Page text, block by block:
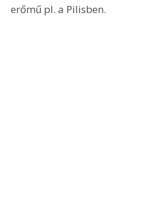
erőmű pl. a Pilisben.